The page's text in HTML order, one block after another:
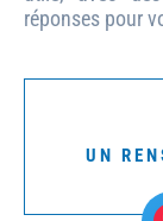
réponses pour
UN